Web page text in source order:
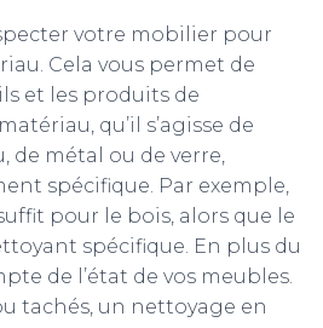
votre mobilier pour
Cela vous permet de
et les produits de
qu’il s’agisse de
de métal ou de verre,
spécifique. Par exemple,
pour le bois, alors que le
spécifique. En plus du
de l’état de vos meubles.
tachés, un nettoyage en